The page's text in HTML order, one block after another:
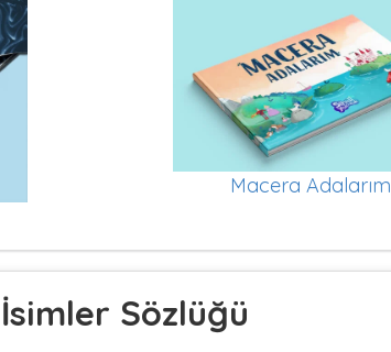
Macera Adalarım
İsimler Sözlüğü